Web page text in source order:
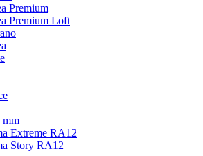
Premium
Premium Loft
mm
Extreme RA12
Story RA12